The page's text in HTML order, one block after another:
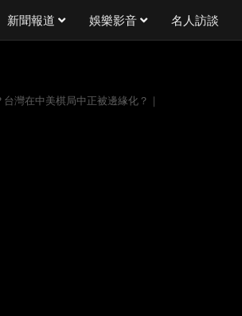
新聞報道 娛樂影音 名人訪談
灣在中美棋局中正被邊緣化？｜